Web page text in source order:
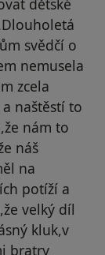
dětské
svědčí o
nemusela
zcela
naštěstí to
nám to
náš
na
potíží a
velký díl
kluk,v
bratry